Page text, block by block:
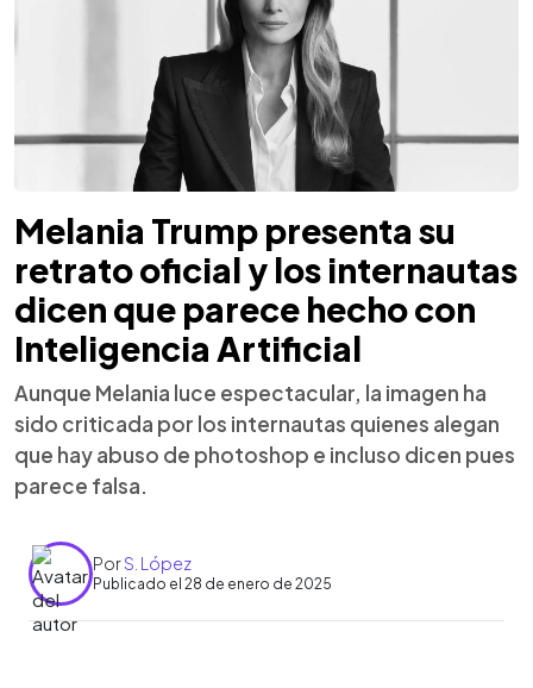
Melania Trump presenta su
retrato oficial y los internautas
dicen que parece hecho con
Inteligencia Artificial
Aunque Melania luce espectacular, la imagen ha
sido criticada por los internautas quienes alegan
que hay abuso de photoshop e incluso dicen pues
parece falsa.
PorS. López
Publicado el 28 de enero de 2025